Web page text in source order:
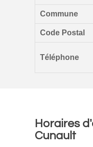
Commune
Code Postal
Téléphone
Horaires
Cunault